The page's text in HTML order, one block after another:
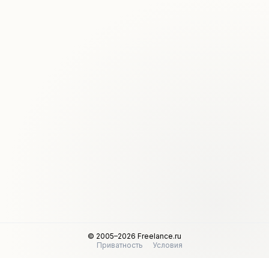
© 2005–2026 Freelance.ru
Приватность
Условия